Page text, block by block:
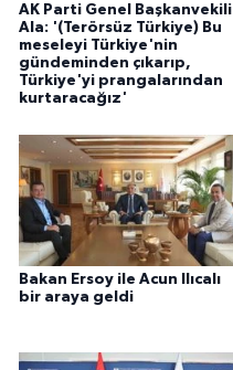
AK Parti Genel Başkanvekili
Ala: '(Terörsüz Türkiye) Bu
meseleyi Türkiye'nin
gündeminden çıkarıp,
Türkiye'yi prangalarından
kurtaracağız'
Bakan Ersoy ile Acun Ilıcalı
bir araya geldi